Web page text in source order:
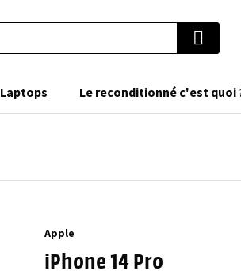
Laptops Le reconditionné c'est quoi
Apple
iPhone 14 Pro